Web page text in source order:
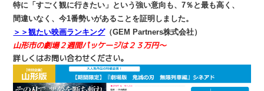
特に「すごく観に行きたい」という強い意向も、7％と最も高く、
間違いなく、今1番勢いがあることを証明しました。
＞＞観たい映画ランキング（GEM Partners株式会社）
山形市の劇場２週間パッケージは２３万円～
詳しくはお問い合わせください。